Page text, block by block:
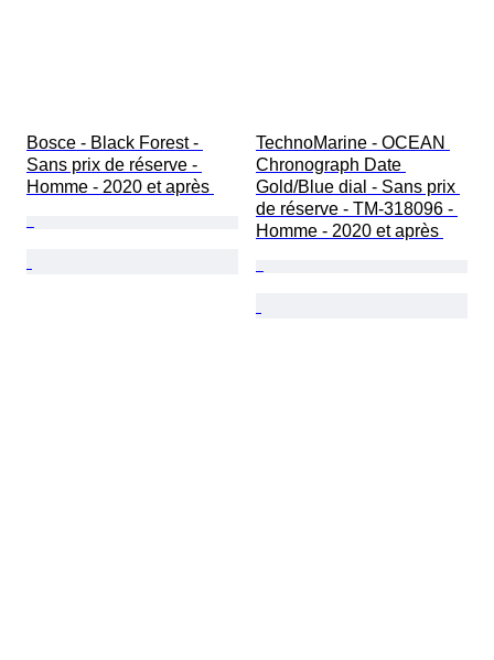
Bosce - Black Forest -
Sans prix de réserve -
Homme - 2020 et après
TechnoMarine - OCEAN
Chronograph Date
Gold/Blue dial - Sans prix
de réserve - TM-318096 -
Homme - 2020 et après